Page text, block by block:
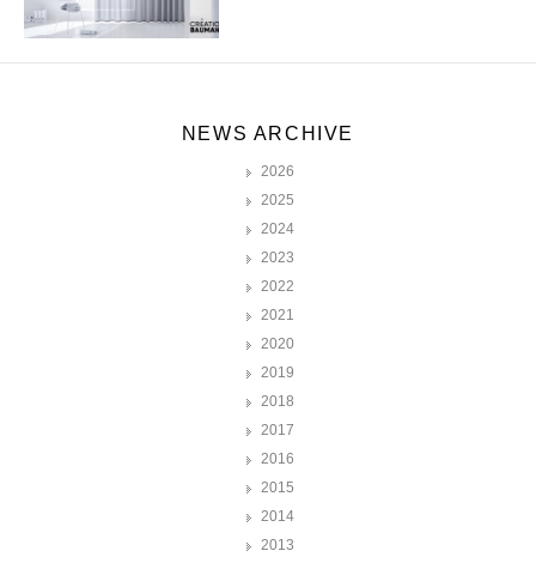
NEWS ARCHIVE
2026
2025
2024
2023
2022
2021
2020
2019
2018
2017
2016
2015
2014
2013